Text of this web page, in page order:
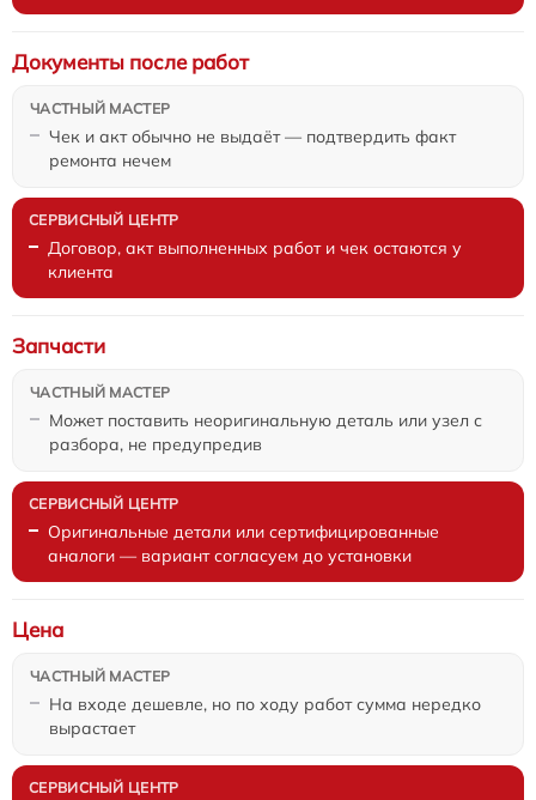
Чек и акт обычно не выдаёт — подтвердить факт
ремонта нечем
Документы после работ
Договор, акт выполненных работ и чек остаются у
клиента
Может поставить неоригинальную деталь или узел с
разбора, не предупредив
Запчасти
Оригинальные детали или сертифицированные
аналоги — вариант согласуем до установки
На входе дешевле, но по ходу работ сумма нередко
вырастает
Цена